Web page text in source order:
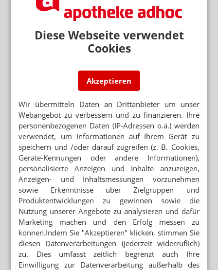
Diese Webseite verwendet
Cookies
Akzeptieren
Wir übermitteln Daten an Drittanbieter um unser
Webangebot zu verbessern und zu finanzieren. Ihre
personenbezogenen Daten (IP-Adressen o.ä.) werden
verwendet, um Informationen auf Ihrem Gerät zu
speichern und /oder darauf zugreifen (z. B. Cookies,
Geräte-Kennungen oder andere Informationen),
personalisierte Anzeigen und Inhalte anzuzeigen,
Anzeigen- und Inhaltsmessungen vorzunehmen
sowie Erkenntnisse über Zielgruppen und
Produktentwicklungen zu gewinnen sowie die
Nutzung unserer Angebote zu analysieren und dafür
Marketing machen und den Erfolg messen zu
können.Indem Sie "Akzeptieren" klicken, stimmen Sie
diesen Datenverarbeitungen (jederzeit widerruflich)
zu. Dies umfasst zeitlich begrenzt auch Ihre
Einwilligung zur Datenverarbeitung außerhalb des
Das Wichtigste des Tages direkt in
Ihr Postfach. Kostenlos!
E-MAIL ADRESSE
Hinweis zum Newsletter & Datenschutz
Lesen Sie auch
KOMMENTAR
Ein Jahr Warken: Viel versprochen, wenig
geknackt
KÜRZUNGEN VS. KLINGBEIL-ABGABE
Petition gegen Spargesetz gestartet
PREIS MAHNT ZUR KORREKTUR
Abda: Regierung „kurz vorm Wortbruch“
GKV-STABILISIERUNGSGESETZ
Wer trägt die GKV-Finanzen?
NIEDRIGERER BUNDESZUSCHUSS
Spargesetz: GKV spart jetzt für Klingbeil